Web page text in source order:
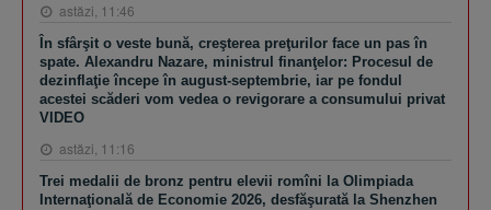
astăzi, 11:46
În sfârşit o veste bună, creşterea preţurilor face un pas în
spate. Alexandru Nazare, ministrul finanţelor: Procesul de
dezinflaţie începe în august-septembrie, iar pe fondul
acestei scăderi vom vedea o revigorare a consumului privat
VIDEO
astăzi, 11:16
Trei medalii de bronz pentru elevii romîni la Olimpiada
Internaţională de Economie 2026, desfăşurată la Shenzhen